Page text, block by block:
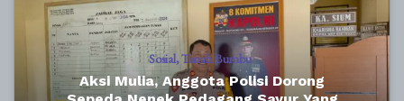
Sosial Tanah Bumbu
Aksi Mulia, Anggota Polisi Dorong